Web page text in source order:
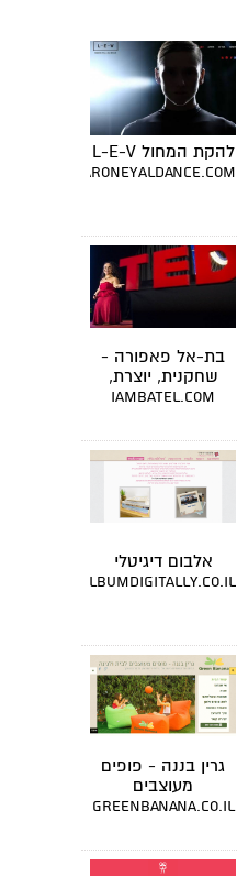
להקת המחול L-E-V
www.sharoneyaldance.com
בת-אל פאפורה -
שחקנית, יוצרת,
מרצה
iambatel.com
אלבום דיגיטלי
albumdigitally.co.il
גרין בננה - פופים
מעוצבים
greenbanana.co.il